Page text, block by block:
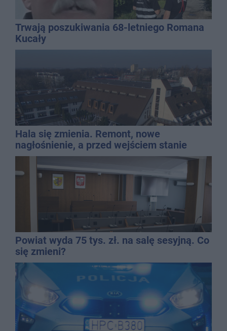
Trwają poszukiwania 68-letniego Romana
Kucały
Hala się zmienia. Remont, nowe
nagłośnienie, a przed wejściem stanie
QEMETICA ARENA
Powiat wyda 75 tys. zł. na salę sesyjną. Co
się zmieni?